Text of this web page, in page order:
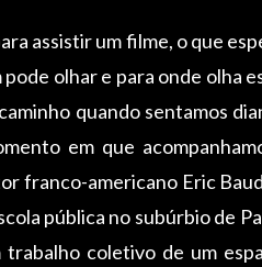
assistir um filme, o que
olhar e para onde olha
quando sentamos
em que
franco-americano Eric
pública no subúrbio de
trabalho coletivo de um